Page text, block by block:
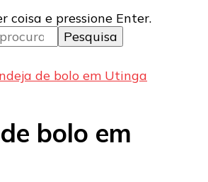
coisa e pressione Enter.
de bolo em Utinga
bolo em